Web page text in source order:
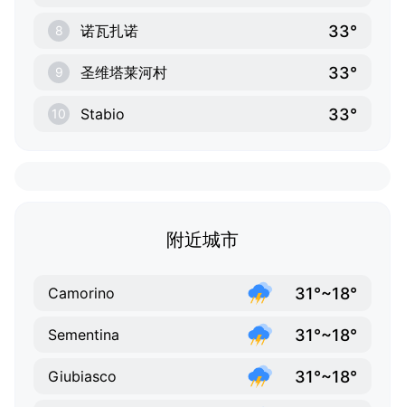
8 诺瓦扎诺 33°
9 圣维塔莱河村 33°
10 Stabio 33°
附近城市
Camorino 31°~18°
Sementina 31°~18°
Giubiasco 31°~18°